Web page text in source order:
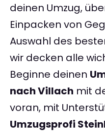
deinen Umzug,
Einpacken von
Auswahl des
wir decken alle
Beginne deinen
nach Villach mit
voran, mit
Umzugsprofi